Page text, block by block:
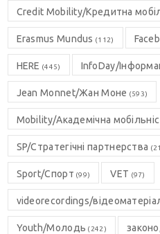
Credit Mobility/Кредитна
Erasmus Mundus (112)
HERE (445) InfoDay/
Jean Monnet/Жан Моне (593)
Mobility/Академічна
SP/Стратегічні партнерства
Sport/Спорт (99) VET (97)
videorecordings/
Youth/Молодь (242)